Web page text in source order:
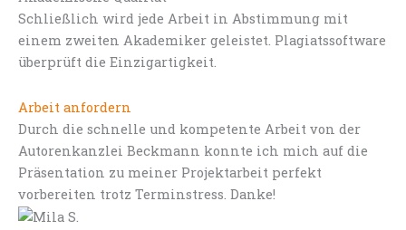
Schließlich wird jede Arbeit in Abstimmung mit
einem zweiten Akademiker geleistet. Plagiatssoftware
überprüft die Einzigartigkeit.
Arbeit anfordern
Durch die schnelle und kompetente Arbeit von der
Autorenkanzlei Beckmann konnte ich mich auf die
Präsentation zu meiner Projektarbeit perfekt
vorbereiten trotz Terminstress. Danke!